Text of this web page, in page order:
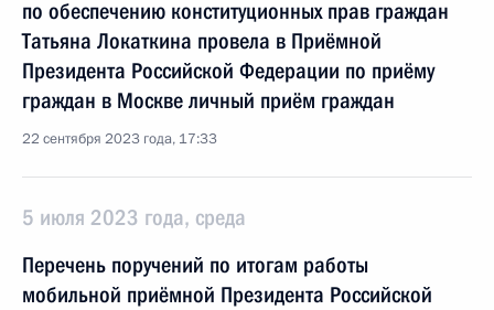
по обеспечению конституционных прав граждан
Татьяна Локаткина провела в Приёмной
Президента Российской Федерации по приёму
граждан в Москве личный приём граждан
22 сентября 2023 года, 17:33
5 июля 2023 года, среда
Перечень поручений по итогам работы
мобильной приёмной Президента Российской